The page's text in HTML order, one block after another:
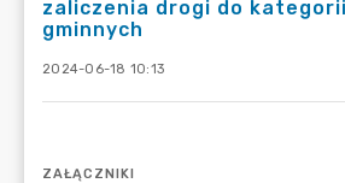
zaliczenia drogi do
gminnych
2024-06-18 10:13
ZAŁĄCZNIKI